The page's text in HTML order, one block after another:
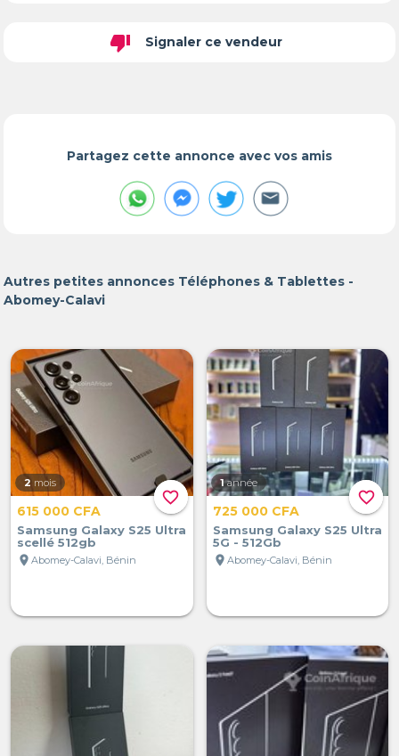
thumb_down Signaler ce vendeur
Partagez cette annonce avec vos amis
Autres petites annonces Téléphones & Tablettes -
Abomey-Calavi
favorite_border
2 mois
615 000 CFA
Samsung Galaxy S25 Ultra
scellé 512gb
location_on Abomey-Calavi, Bénin
favorite_border
1 année
725 000 CFA
Samsung Galaxy S25 Ultra
5G - 512Gb
location_on Abomey-Calavi, Bénin